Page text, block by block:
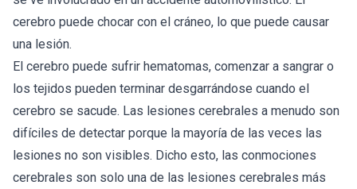
cerebro puede chocar con el cráneo, lo que puede causar
una lesión.
El cerebro puede sufrir hematomas, comenzar a sangrar o
los tejidos pueden terminar desgarrándose cuando el
cerebro se sacude. Las lesiones cerebrales a menudo son
difíciles de detectar porque la mayoría de las veces las
lesiones no son visibles. Dicho esto, las conmociones
cerebrales son solo una de las lesiones cerebrales más